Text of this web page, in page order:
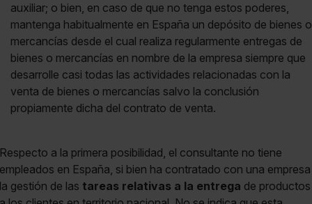
auxiliar; o bien, en caso de que no tenga estos poderes,
mantenga habitualmente en España un depósito de bienes o
mercancías desde el cual realiza regularmente entregas de
bienes o mercancías en nombre de la empresa siempre que
desarrolle casi todas las actividades relacionadas con la
venta de bienes o mercancías salvo la conclusión
propiamente dicha del contrato de venta.
Respecto a la primera posibilidad, el consultante no tiene
empleados en España, si bien ha contratado con una empresa
la gestión de las tareas relativas a la entrega de productos